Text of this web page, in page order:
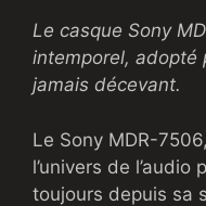
Le casque Sony
intemporel, adopté
jamais décevant.
Le Sony MDR-
l’univers de
toujours depuis sa